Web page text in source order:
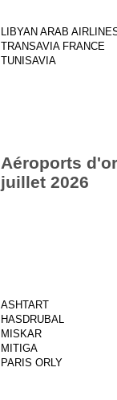
LIBYAN ARAB
TRANSAVIA FRANCE
TUNISAVIA
Aéroports
juillet 2026
ASHTART
HASDRUBAL
MISKAR
MITIGA
PARIS ORLY